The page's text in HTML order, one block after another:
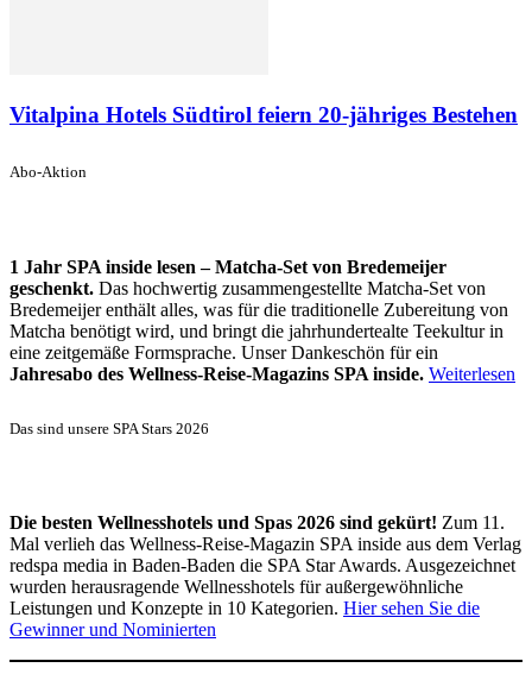
Vitalpina Hotels Südtirol feiern 20-jähriges Bestehen
Abo-Aktion
1 Jahr SPA inside lesen – Matcha-Set von Bredemeijer
geschenkt. Das hochwertig zusammengestellte Matcha-Set von
Bredemeijer enthält alles, was für die traditionelle Zubereitung von
Matcha benötigt wird, und bringt die jahrhundertealte Teekultur in
eine zeitgemäße Formsprache. Unser Dankeschön für ein
Jahresabo des Wellness-Reise-Magazins SPA inside. Weiterlesen
Das sind unsere SPA Stars 2026
Die besten Wellnesshotels und Spas 2026 sind gekürt! Zum 11.
Mal verlieh das Wellness-Reise-Magazin SPA inside aus dem Verlag
redspa media in Baden-Baden die SPA Star Awards. Ausgezeichnet
wurden herausragende Wellnesshotels für außergewöhnliche
Leistungen und Konzepte in 10 Kategorien. Hier sehen Sie die
Gewinner und Nominierten